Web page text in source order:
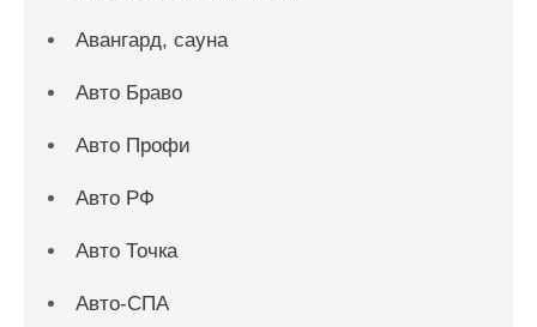
Авангард, сауна
Авто Браво
Авто Профи
Авто РФ
Авто Точка
Авто-СПА